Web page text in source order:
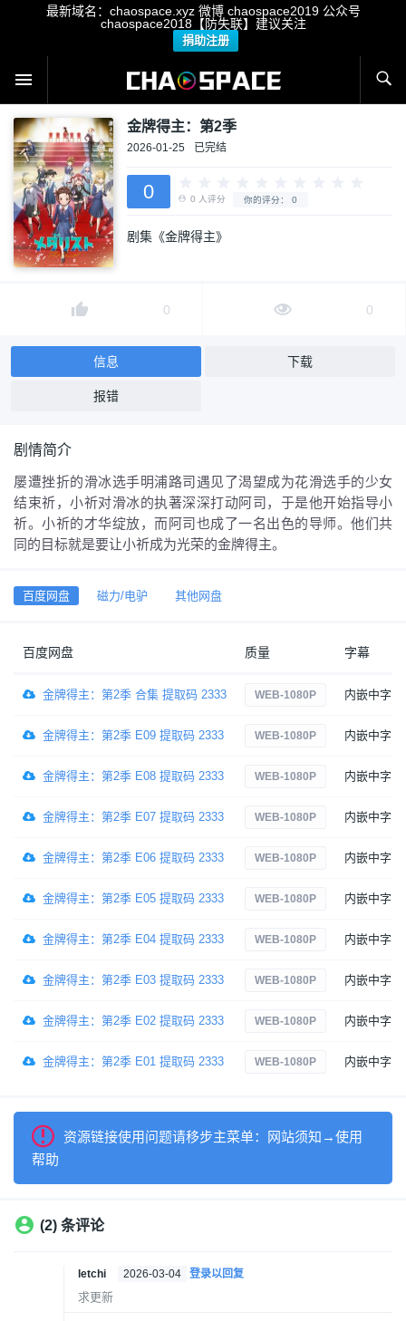
最新域名：chaospace.xyz 微博 chaospace2019 公众号
chaospace2018【防失联】建议关注
捐助注册
金牌得主：第2季
2026-01-25 已完结
0
剧集《金牌得主》
0 0
信息 下载
报错
剧情简介
屡遭挫折的滑冰选手明浦路司遇见了渴望成为花滑选手的少女
结束祈，小祈对滑冰的执著深深打动阿司，于是他开始指导小
祈。小祈的才华绽放，而阿司也成了一名出色的导师。他们共
同的目标就是要让小祈成为光荣的金牌得主。
百度网盘 磁力/电驴 其他网盘
百度网盘 质量 字幕
金牌得主：第2季 合集 提取码 2333 WEB-1080P 内嵌中字
金牌得主：第2季 E09 提取码 2333 WEB-1080P 内嵌中字
金牌得主：第2季 E08 提取码 2333 WEB-1080P 内嵌中字
金牌得主：第2季 E07 提取码 2333 WEB-1080P 内嵌中字
金牌得主：第2季 E06 提取码 2333 WEB-1080P 内嵌中字
金牌得主：第2季 E05 提取码 2333 WEB-1080P 内嵌中字
金牌得主：第2季 E04 提取码 2333 WEB-1080P 内嵌中字
金牌得主：第2季 E03 提取码 2333 WEB-1080P 内嵌中字
金牌得主：第2季 E02 提取码 2333 WEB-1080P 内嵌中字
金牌得主：第2季 E01 提取码 2333 WEB-1080P 内嵌中字
资源链接使用问题请移步主菜单：网站须知→使用
帮助
(2) 条评论
letchi 2026-03-04 登录以回复
求更新